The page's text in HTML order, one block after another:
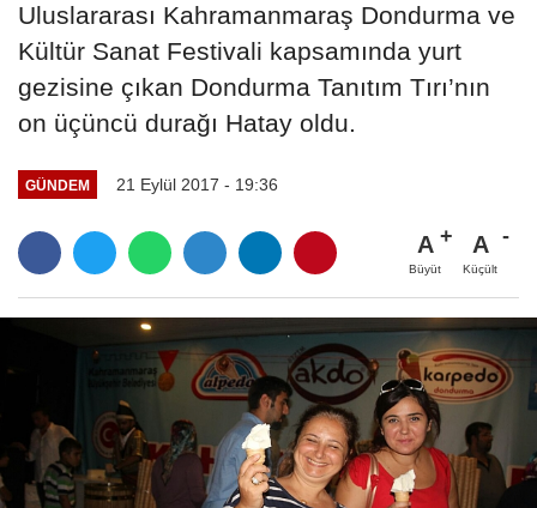
Uluslararası Kahramanmaraş Dondurma ve
Kültür Sanat Festivali kapsamında yurt
gezisine çıkan Dondurma Tanıtım Tırı’nın
on üçüncü durağı Hatay oldu.
GÜNDEM 21 Eylül 2017 - 19:36
A
Büyüt
A
Küçült